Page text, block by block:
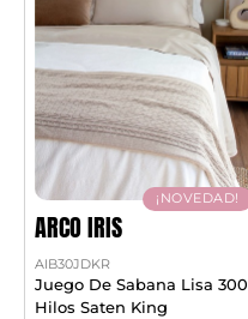
¡NOVEDAD!
ARCO IRIS
AIB30JDKR
Juego De Sabana Lisa 300
Hilos Saten King